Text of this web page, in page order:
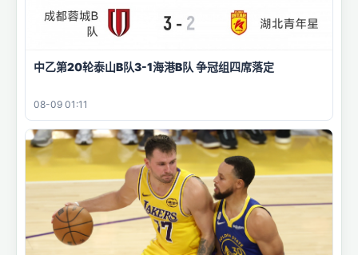
中乙第20轮泰山B队3-1海港B队 争冠组四席落定
08-09 01:11